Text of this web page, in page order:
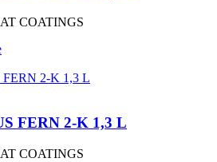
COATINGS
FERN 2-K 1,3 L
COATINGS